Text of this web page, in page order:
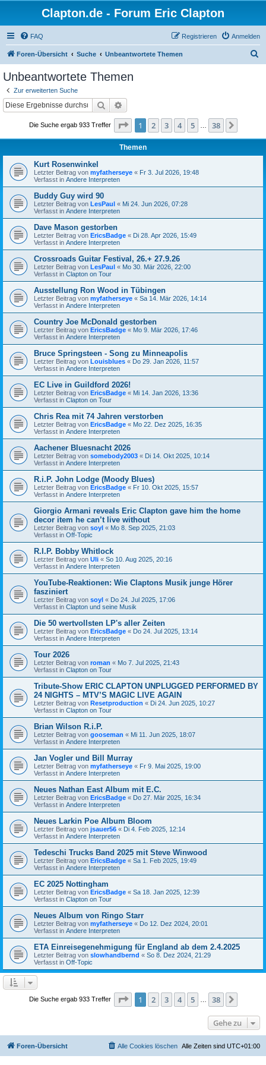
Clapton.de - Forum Eric Clapton
FAQ Anmelden
Registrieren
Foren-Übersicht Suche Unbeantwortete Themen
Unbeantwortete Themen
Zur erweiterten Suche
Suche
Die Suche ergab 933 Treffer Seite 1von 38
1 2 3 4 5 38
Themen
Kurt Rosenwinkel
Letzter Beitrag von myfatherseye « Fr 3. Jul 2026, 19:48
Verfasst in Andere Interpreten
Buddy Guy wird 90
Letzter Beitrag von LesPaul « Mi 24. Jun 2026, 07:28
Verfasst in Andere Interpreten
Dave Mason gestorben
Letzter Beitrag von EricsBadge « Di 28. Apr 2026, 15:49
Verfasst in Andere Interpreten
Crossroads Guitar Festival, 26.+ 27.9.26
Letzter Beitrag von LesPaul « Mo 30. Mär 2026, 22:00
Verfasst in Clapton on Tour
Ausstellung Ron Wood in Tübingen
Letzter Beitrag von myfatherseye « Sa 14. Mär 2026, 14:14
Verfasst in Andere Interpreten
Country Joe McDonald gestorben
Letzter Beitrag von EricsBadge « Mo 9. Mär 2026, 17:46
Verfasst in Andere Interpreten
Bruce Springsteen - Song zu Minneapolis
Letzter Beitrag von Louisblues « Do 29. Jan 2026, 11:57
Verfasst in Andere Interpreten
EC Live in Guildford 2026!
Letzter Beitrag von EricsBadge « Mi 14. Jan 2026, 13:36
Verfasst in Clapton on Tour
Chris Rea mit 74 Jahren verstorben
Letzter Beitrag von EricsBadge « Mo 22. Dez 2025, 16:35
Verfasst in Andere Interpreten
Aachener Bluesnacht 2026
Letzter Beitrag von somebody2003 « Di 14. Okt 2025, 10:14
Verfasst in Andere Interpreten
R.i.P. John Lodge (Moody Blues)
Letzter Beitrag von EricsBadge « Fr 10. Okt 2025, 15:57
Verfasst in Andere Interpreten
Giorgio Armani reveals Eric Clapton gave him the home
decor item he can’t live without
Letzter Beitrag von soyl « Mo 8. Sep 2025, 21:03
Verfasst in Off-Topic
R.I.P. Bobby Whitlock
Letzter Beitrag von Uli « So 10. Aug 2025, 20:16
Verfasst in Andere Interpreten
YouTube-Reaktionen: Wie Claptons Musik junge Hörer
fasziniert
Letzter Beitrag von soyl « Do 24. Jul 2025, 17:06
Verfasst in Clapton und seine Musik
Die 50 wertvollsten LP's aller Zeiten
Letzter Beitrag von EricsBadge « Do 24. Jul 2025, 13:14
Verfasst in Andere Interpreten
Tour 2026
Letzter Beitrag von roman « Mo 7. Jul 2025, 21:43
Verfasst in Clapton on Tour
Tribute-Show ERIC CLAPTON UNPLUGGED PERFORMED BY
24 NIGHTS – MTV’S MAGIC LIVE AGAIN
Letzter Beitrag von Resetproduction « Di 24. Jun 2025, 10:27
Verfasst in Clapton on Tour
Brian Wilson R.i.P.
Letzter Beitrag von gooseman « Mi 11. Jun 2025, 18:07
Verfasst in Andere Interpreten
Jan Vogler und Bill Murray
Letzter Beitrag von myfatherseye « Fr 9. Mai 2025, 19:00
Verfasst in Andere Interpreten
Neues Nathan East Album mit E.C.
Letzter Beitrag von EricsBadge « Do 27. Mär 2025, 16:34
Verfasst in Andere Interpreten
Neues Larkin Poe Album Bloom
Letzter Beitrag von jsauer56 « Di 4. Feb 2025, 12:14
Verfasst in Andere Interpreten
Tedeschi Trucks Band 2025 mit Steve Winwood
Letzter Beitrag von EricsBadge « Sa 1. Feb 2025, 19:49
Verfasst in Andere Interpreten
EC 2025 Nottingham
Letzter Beitrag von EricsBadge « Sa 18. Jan 2025, 12:39
Verfasst in Clapton on Tour
Neues Album von Ringo Starr
Letzter Beitrag von myfatherseye « Do 12. Dez 2024, 20:01
Verfasst in Andere Interpreten
ETA Einreisegenehmigung für England ab dem 2.4.2025
Letzter Beitrag von slowhandbernd « So 8. Dez 2024, 21:29
Verfasst in Off-Topic
Die Suche ergab 933 Treffer Seite 1von 38
1 2 3 4 5 38
Gehe zu
Foren-Übersicht Alle Zeiten sind UTC+01:00
Alle Cookies löschen